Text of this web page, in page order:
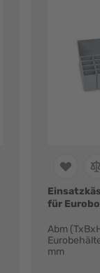
für
Abm
mm